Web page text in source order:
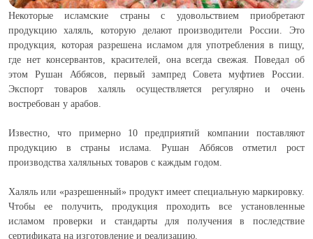
Некоторые исламские страны с удовольствием приобретают
продукцию халяль, которую делают производители России. Это
продукция, которая разрешена исламом для употребления в пищу,
где нет консервантов, красителей, она всегда свежая. Поведал об
этом Рушан Аббясов, первый зампред Совета муфтиев России.
Экспорт товаров халяль осуществляется регулярно и очень
востребован у арабов.
Известно, что примерно 10 предприятий компании поставляют
продукцию в страны ислама. Рушан Аббясов отметил рост
производства халяльных товаров с каждым годом.
Халяль или «разрешенный» продукт имеет специальную маркировку.
Чтобы ее получить, продукция проходить все установленные
исламом проверки и стандарты для получения в последствие
сертификата на изготовление и реализацию.